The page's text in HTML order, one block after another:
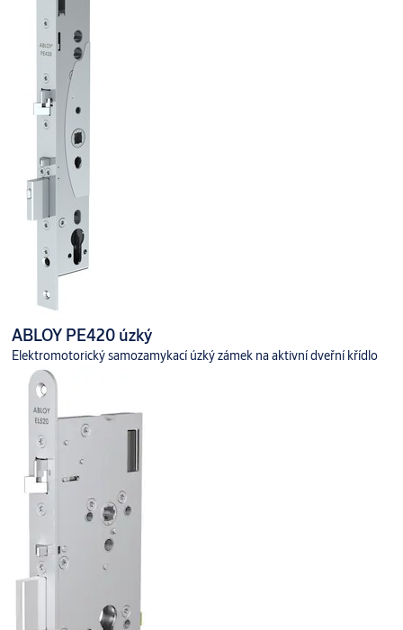
ABLOY PE420 úzký
Elektromotorický samozamykací úzký zámek na aktivní dveřní křídlo